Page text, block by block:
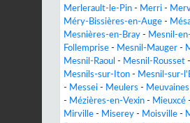
Merlerault-le-Pin - Merri -
Méry-Bissières-en-Auge -
Mesnières-en-Bray - Mesnil-
Follemprise - Mesnil-Mauger -
Mesnil-Raoul - Mesnil-Rousset -
Mesnils-sur-Iton - Mesnil-sur-
- Messei - Meulers - Meuvaines
- Mézières-en-Vexin - Mieuxcé -
Mirville - Miserey - Moisville -